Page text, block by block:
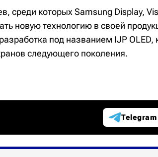
среди которых Samsung Display,
новую технологию в своей
под названием IJP OLED,
следующего поколения.
Telegram